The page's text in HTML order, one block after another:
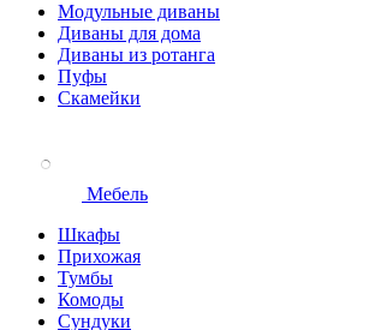
Модульные диваны
Диваны для дома
Диваны из ротанга
Пуфы
Скамейки
Мебель
Шкафы
Прихожая
Тумбы
Комоды
Сундуки